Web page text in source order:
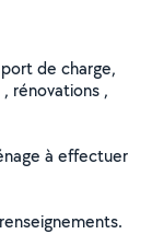
de charge,
rénovations ,
à effectuer